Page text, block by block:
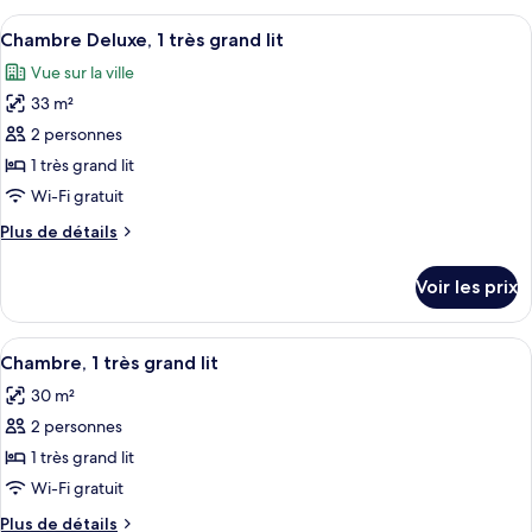
grand
lit
type
de
Suite,
grand
lit
Afficher
toutes
les
photos
pour
ce
type
chambre :
très
grand
lit
Articles de toilette gratuits, sèche-
5
Chambre Deluxe, 1 très grand lit
Vue sur la ville
33 m²
2 personnes
1 très grand lit
Wi-Fi gratuit
Plus de détails
Plus
le
type
de
Chambre
Deluxe,
très
grand
Voir les prix
Afficher
toutes
les
photos
pour
ce
type
Articles de toilette gratuits, sèche-
6
Chambre, 1 très grand lit
30 m²
2 personnes
1 très grand lit
Wi-Fi gratuit
Plus de détails
Plus